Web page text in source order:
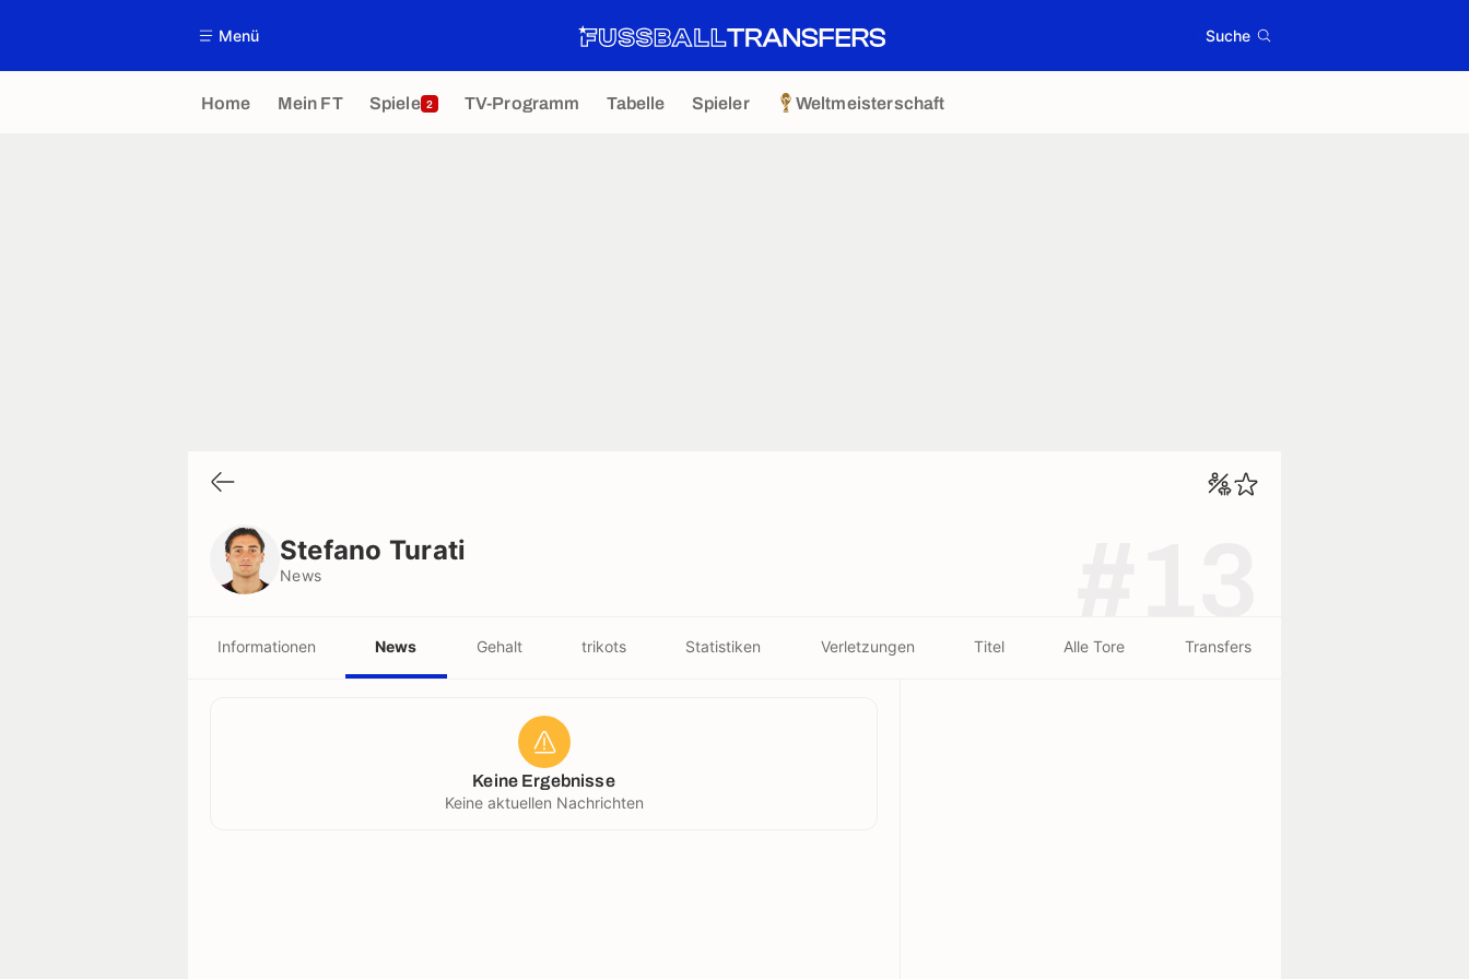
Menü Suche
Home Mein FT Spiele 2 TV-Programm Tabelle Spieler Weltmeisterschaft
Stefano Turati
News
Informationen News Gehalt trikots Statistiken Verletzungen Titel Alle Tore Transfers
Keine Ergebnisse
Keine aktuellen Nachrichten